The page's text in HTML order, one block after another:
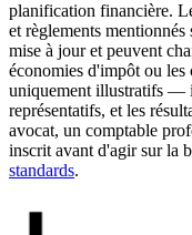
planification financière.
et règlements
mise à jour et peuvent
économies d'impôt ou les
uniquement illustratifs —
représentatifs, et les
avocat, un comptable
inscrit avant d'agir sur la
standards.